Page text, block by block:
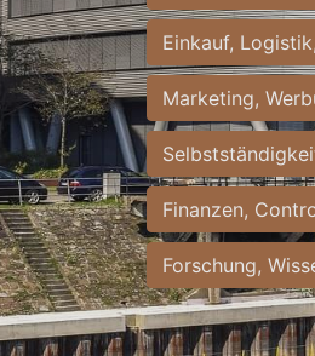
Einkauf,
Marketing,
Finanzen,
Forschung,